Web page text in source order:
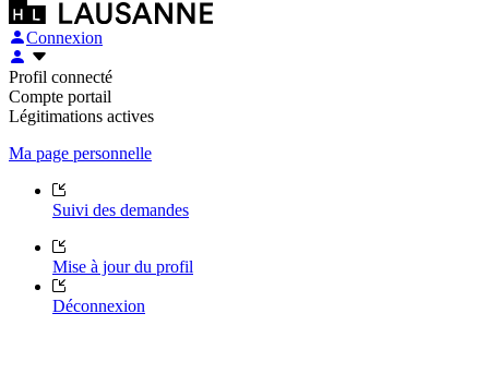
Connexion
Profil connecté
Compte portail
Légitimations actives
Ma page personnelle
Suivi des demandes
Mise à jour du profil
Déconnexion